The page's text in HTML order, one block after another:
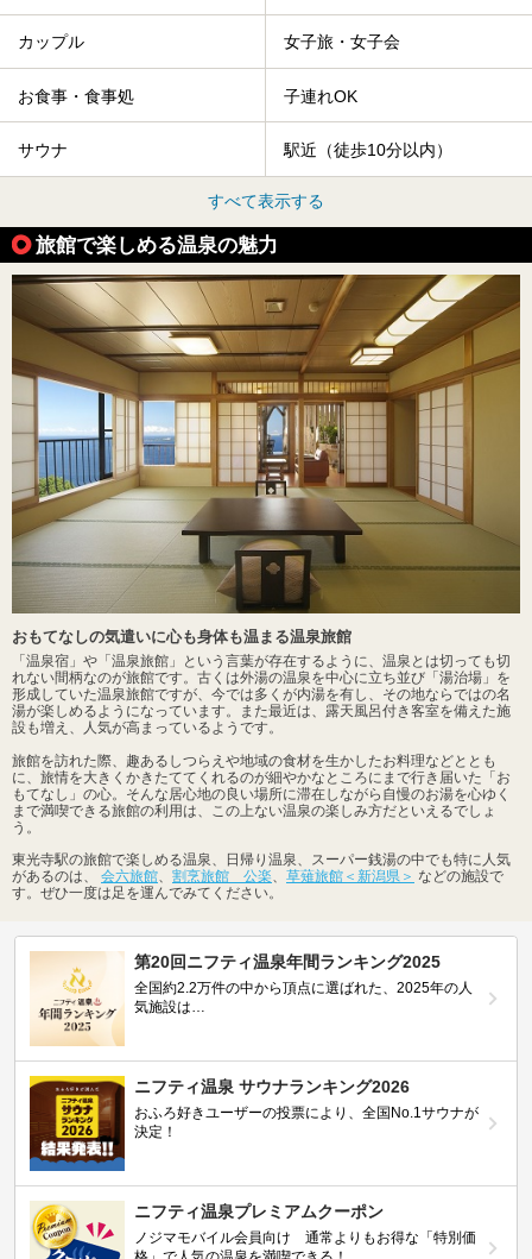
カップル 女子旅・女子会
お食事・食事処 子連れOK
サウナ 駅近（徒歩10分以内）
すべて表示する
旅館で楽しめる温泉の魅力
おもてなしの気遣いに心も身体も温まる温泉旅館
「温泉宿」や「温泉旅館」という言葉が存在するように、温泉とは切っても切
れない間柄なのが旅館です。古くは外湯の温泉を中心に立ち並び「湯治場」を
形成していた温泉旅館ですが、今では多くが内湯を有し、その地ならではの名
湯が楽しめるようになっています。また最近は、露天風呂付き客室を備えた施
設も増え、人気が高まっているようです。
旅館を訪れた際、趣あるしつらえや地域の食材を生かしたお料理などととも
に、旅情を大きくかきたててくれるのが細やかなところにまで行き届いた「お
もてなし」の心。そんな居心地の良い場所に滞在しながら自慢のお湯を心ゆく
まで満喫できる旅館の利用は、この上ない温泉の楽しみ方だといえるでしょ
う。
東光寺駅の旅館で楽しめる温泉、日帰り温泉、スーパー銭湯の中でも特に人気
があるのは、 会六旅館 割烹旅館 公楽 草薙旅館＜新潟県＞ などの施設で
す。ぜひ一度は足を運んでみてください。
第20回ニフティ温泉年間ランキング2025
全国約2.2万件の中から頂点に選ばれた、2025年の人
気施設は…
ニフティ温泉 サウナランキング2026
おふろ好きユーザーの投票により、全国No.1サウナが
決定！
ニフティ温泉プレミアムクーポン
ノジマモバイル会員向け 通常よりもお得な「特別価